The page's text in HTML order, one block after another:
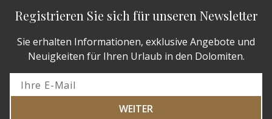
Registrieren Sie sich für unseren Newsletter
Sie erhalten Informationen, exklusive Angebote und
Neuigkeiten für Ihren Urlaub in den Dolomiten.
WEITER